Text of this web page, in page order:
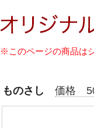
※このページの商品は
ものさし 価格